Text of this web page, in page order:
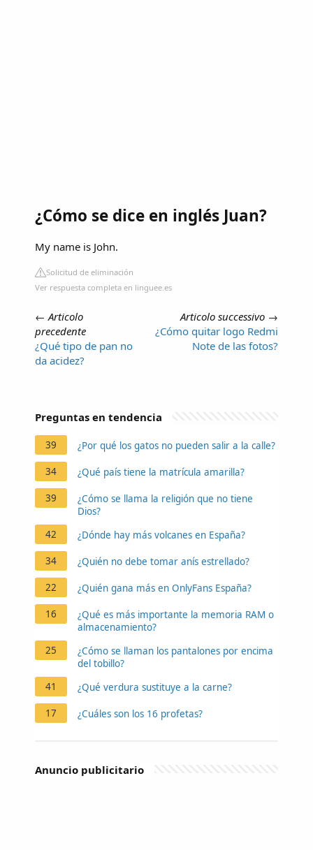
¿Cómo se dice en inglés Juan?
My name is John.
Solicitud de eliminación
Ver respuesta completa en linguee.es
← Articolo
precedente
¿Qué tipo de pan no
da acidez?
Articolo successivo →
¿Cómo quitar logo Redmi
Note de las fotos?
Preguntas en tendencia
39 ¿Por qué los gatos no pueden salir a la calle?
34 ¿Qué país tiene la matrícula amarilla?
39
¿Cómo se llama la religión que no tiene
Dios?
42
¿Dónde hay más volcanes en España?
34 ¿Quién no debe tomar anís estrellado?
22 ¿Quién gana más en OnlyFans España?
16
¿Qué es más importante la memoria RAM o
almacenamiento?
25
¿Cómo se llaman los pantalones por encima
del tobillo?
41
¿Qué verdura sustituye a la carne?
17 ¿Cuáles son los 16 profetas?
Anuncio publicitario